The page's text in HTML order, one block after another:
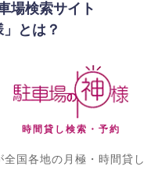
場検索サイト
」とは？
時間貸し検索・予約
国各地の月極・時間貸し